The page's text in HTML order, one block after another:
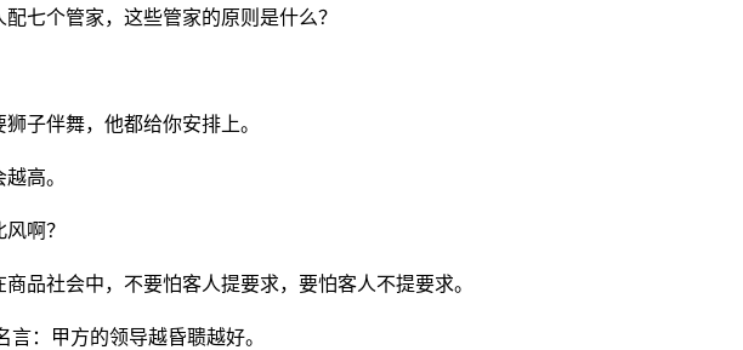
七个管家，这些管家的原则是什么？
子伴舞，他都给你安排上。
高。
啊？
品社会中，不要怕客人提要求，要怕客人不提要求。
：甲方的领导越昏聩越好。